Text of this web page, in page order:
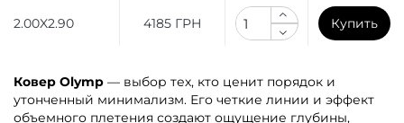
2.00X2.90 4185 ГРН Купить
Ковер Olymp — выбор тех, кто ценит порядок и
утонченный минимализм. Его четкие линии и эффект
объемного плетения создают ощущение глубины,